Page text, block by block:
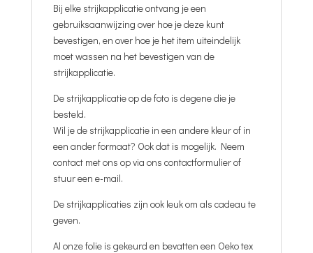
Bij elke strijkapplicatie ontvang je een
gebruiksaanwijzing over hoe je deze kunt
bevestigen, en over hoe je het item uiteindelijk
moet wassen na het bevestigen van de
strijkapplicatie.
De strijkapplicatie op de foto is degene die je
besteld.
Wil je de strijkapplicatie in een andere kleur of in
een ander formaat? Ook dat is mogelijk. Neem
contact met ons op via ons contactformulier of
stuur een e-mail.
De strijkapplicaties zijn ook leuk om als cadeau te
geven.
Al onze folie is gekeurd en bevatten een Oeko tex